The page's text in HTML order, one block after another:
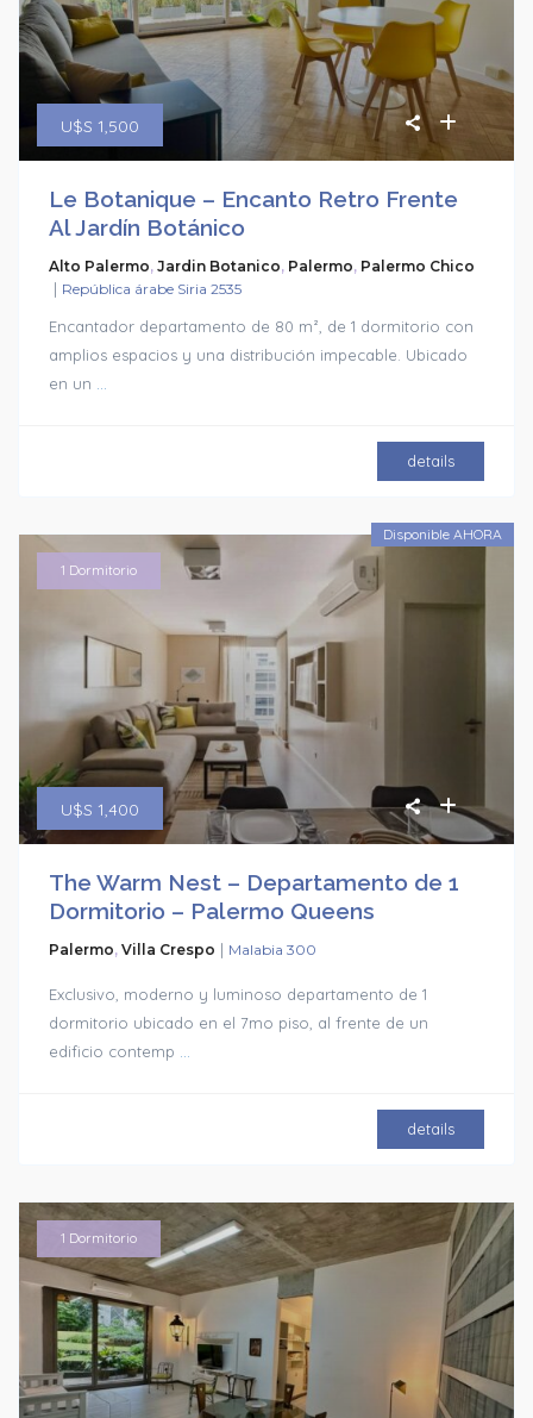
U$S 1,500
Le Botanique – Encanto Retro Frente
Al Jardín Botánico
Alto Palermo,Jardin Botanico, Palermo, Palermo Chico
| República árabe Siria 2535
Encantador departamento de 80 m², de 1 dormitorio con
amplios espacios y una distribución impecable. Ubicado
en un
details
Disponible AHORA
U$S 1,400
1 Dormitorio
The Warm Nest – Departamento de 1
Dormitorio – Palermo Queens
Palermo,Villa Crespo | Malabia 300
Exclusivo, moderno y luminoso departamento de 1
dormitorio ubicado en el 7mo piso, al frente de un
edificio contemp
details
1 Dormitorio